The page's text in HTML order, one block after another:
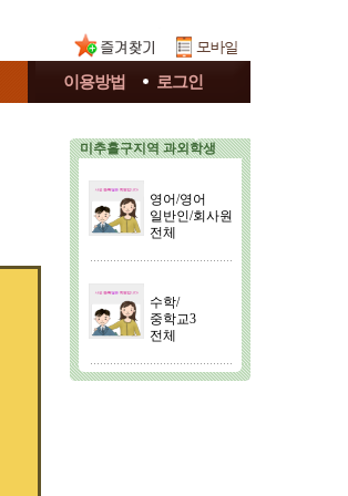
이용방법 로그인
미추홀구지역 과외학생
영어/영어
일반인/회사원
전체
수학/
중학교3
전체